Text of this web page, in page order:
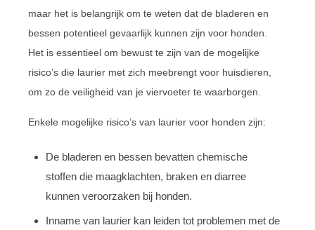
maar het is belangrijk om te weten dat de bladeren en
bessen potentieel gevaarlijk kunnen zijn voor honden.
Het is essentieel om bewust te zijn van de mogelijke
risico’s die laurier met zich meebrengt voor huisdieren,
om zo de veiligheid van je viervoeter te waarborgen.
Enkele mogelijke risico’s van laurier voor honden zijn:
De bladeren en bessen bevatten chemische
stoffen die maagklachten, braken en diarree
kunnen veroorzaken bij honden.
Inname van laurier kan leiden tot problemen met de